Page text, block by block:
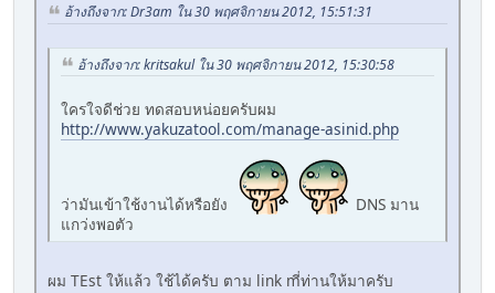
อ้างถึงจาก: Dr3am ใน 30 พฤศจิกายน 2012, 15:51:31
อ้างถึงจาก: kritsakul ใน 30 พฤศจิกายน 2012, 15:30:58
ใครใจดีช่วย ทดสอบหน่อยครับผม
http://www.yakuzatool.com/manage-asinid.php
ว่ามันเข้าใช้งานได้หรือยัง
DNS มาน
แกว่งพอตัว
ผม TEst ให้แล้ว ใช้ได้ครับ ตาม link mี่ท่านให้มาครับ